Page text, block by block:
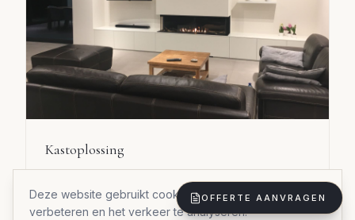
OFFERTE AANVRAGEN
Deze website gebruikt cookies om uw ervaring te
verbeteren en het verkeer te analyseren.
Kastoplossing
optimaal benut.